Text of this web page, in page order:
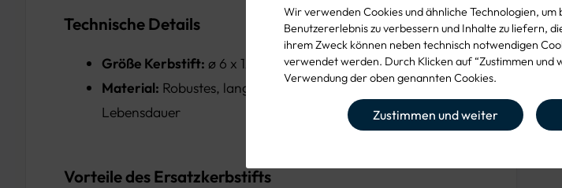
Wir verwenden Cookies und ähnliche Technologien,
Benutzererlebnis zu verbessern und Inhalte zu liefern,
ihrem Zweck können neben technisch notwendigen
verwendet werden. Durch Klicken auf “Zustimmen und
Verwendung der oben genannten Cookies.
Zustimmen und weiter
Technische Details
Größe Kerbstift: ø 6 x 12 mm
Material: Robustes, langlebiges Material für eine lange
Lebensdauer
Vorteile des Ersatzkerbstifts